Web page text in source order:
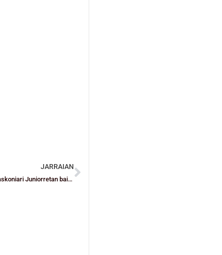
JARRAIAN
EUSKAL LIGAK: Bilbao Unamunok gauzak zail jarri zizkion Baskoniari Juniorretan baina ezin irabazi